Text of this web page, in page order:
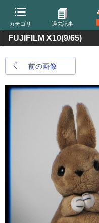
カテゴリ 過去記事
FUJIFILM X10(9/65)
前の画像